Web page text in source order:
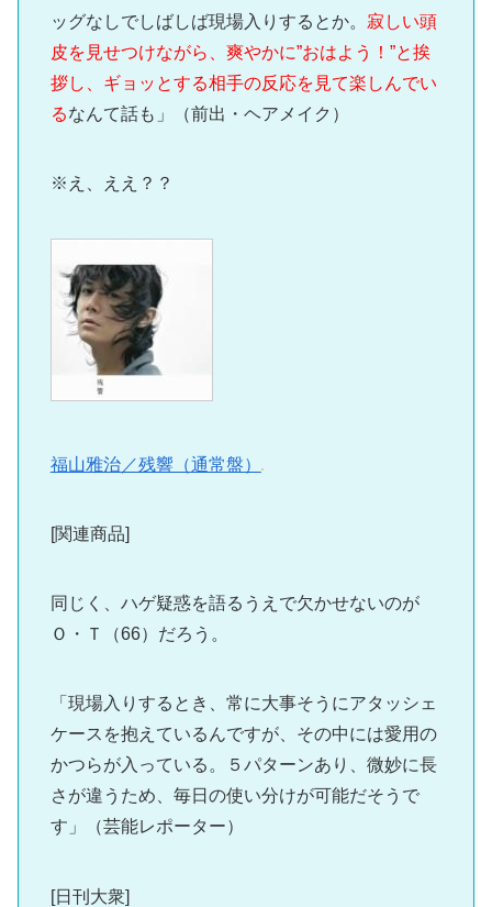
ッグなしでしばしば現場入りするとか。 寂しい頭
皮を見せつけながら、爽やかに”おはよう！”と挨
拶し、ギョッとする相手の反応を見て楽しんでい
るなんて話も」（前出・ヘアメイク）
※え、ええ？？
福山雅治／残響（通常盤）
[関連商品]
同じく、ハゲ疑惑を語るうえで欠かせないのが
Ｏ・Ｔ（66）だろう。
「現場入りするとき、常に大事そうにアタッシェ
ケースを抱えているんですが、その中には愛用の
かつらが入っている。５パターンあり、微妙に長
さが違うため、毎日の使い分けが可能だそうで
す」（芸能レポーター）
[日刊大衆]